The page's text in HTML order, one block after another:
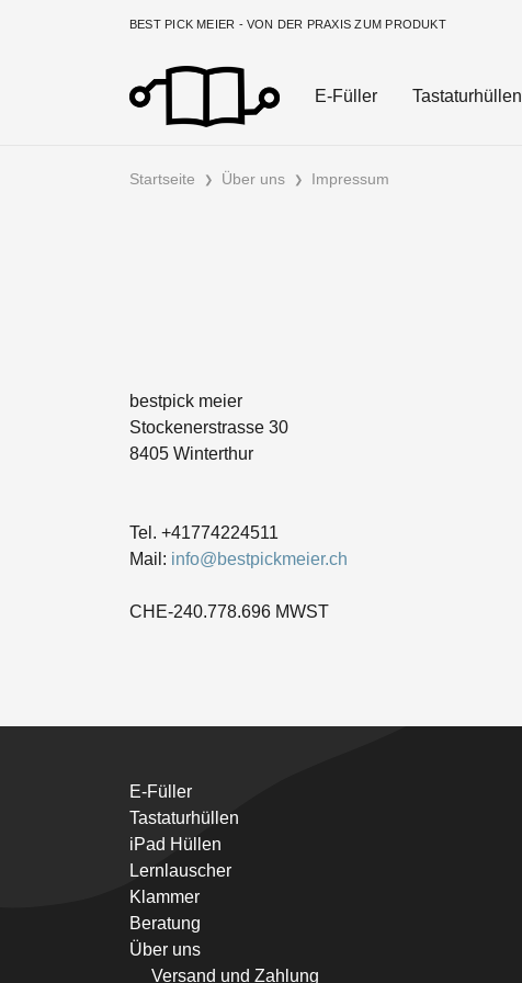
BEST PICK MEIER - VON DER PRAXIS ZUM PRODUKT
E-Füller Tastaturhüllen
Startseite Über uns Impressum
bestpick meier
Stockenerstrasse 30
8405 Winterthur
Tel. +41774224511
Mail: info@bestpickmeier.ch
CHE-240.778.696 MWST
E-Füller
Tastaturhüllen
iPad Hüllen
Lernlauscher
Klammer
Beratung
Über uns
Versand und Zahlung